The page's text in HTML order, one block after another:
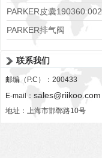
PARKER皮囊190360
PARKER排气阀
联系我们
邮编（P.C）：200433
E-mail： sales@riikoo.com
地址：上海市邯郸路10号